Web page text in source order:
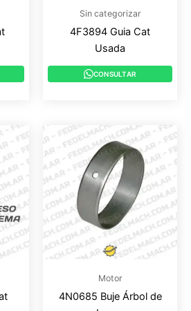
Sin categorizar
4F3894 Guia Cat
Usada
CONSULTAR
Motor
4N0685 Buje Árbol de